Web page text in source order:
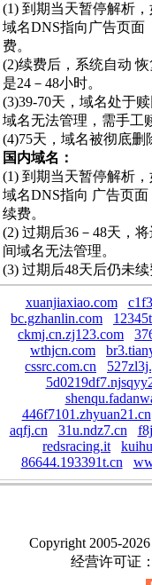
(1) 到期当天暂停解析
域名DNS指向广告页面
费。
(2)续费后，系统自动
是24－48小时。
(3)39-70天，域名处于
域名无法管理，需手工
(4)75天，域名被彻底删
国内域名：
(1) 到期当天暂停解析
域名DNS指向 广告页
续费。
(2) 过期后36－48天，
间域名无法管理。
(3) 过期后48天后仍未
xuanjiaxiao.com
bc.gzhanlin.com
ckmj.cn.zj123.com
wthjcn.com
cssrc.com.cn
446f7101.zhyuan21.cn
aqfj.cn
31u.ndz7.cn
redsracing.it
86644.193391t.cn
Copyright 2005-
经营许可证：